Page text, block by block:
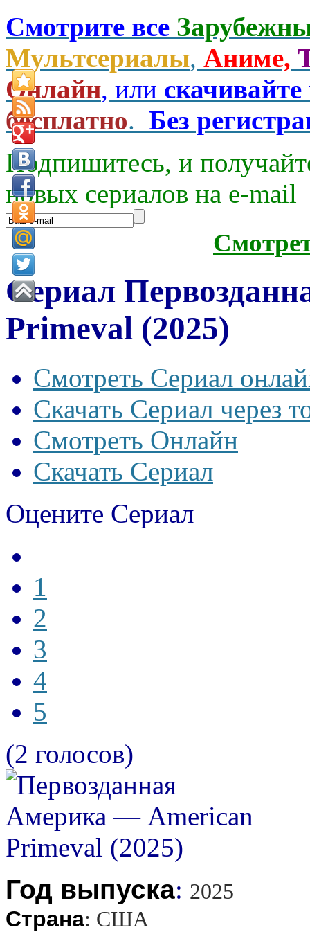
Смотрите все
Мультсериалы, Аниме,
Онлайн, или скачивайте
бесплатно. Без
Подпишитесь, и
новых сериалов на e-mаil
Сериал
Primeval (2025)
Смотреть Сериал
Скачать Сериал через
Смотреть Онлайн
Скачать Сериал
Оцените Сериал
1
2
3
4
5
(2 голосов)
Год выпуска: 2025
Страна: США